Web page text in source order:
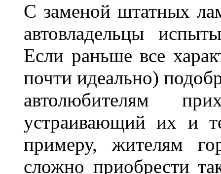
С заменой штатных
автовладельцы
Если раньше все
почти идеально)
автолюбителям
устраивающий их и
примеру, жителям
сложно приобрести